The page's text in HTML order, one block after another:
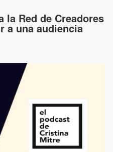
la Red de Creadores
a una audiencia